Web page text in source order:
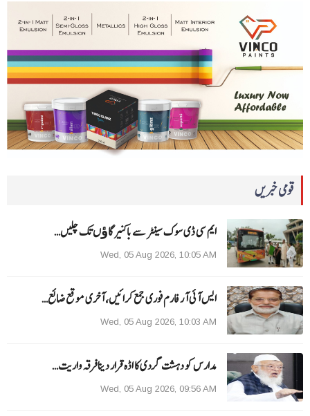
قومی خبریں
ایم سی ڈی سوک سینٹر سے باکنیر گاﺅں تک چلیں…
Wed, 05 Aug 2026, 10:05 AM
ایس آئی آر فارم فوری جمع کرائیں، آخری موقع ضائع…
Wed, 05 Aug 2026, 10:03 AM
مدارس کو دہشت گردی کا اڈہ قرار دینا فرقہ واریت…
Wed, 05 Aug 2026, 09:56 AM